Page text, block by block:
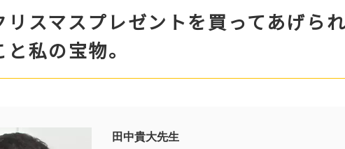
リスマスプレゼントを買ってあげら
私の宝物。
田中貴大先生